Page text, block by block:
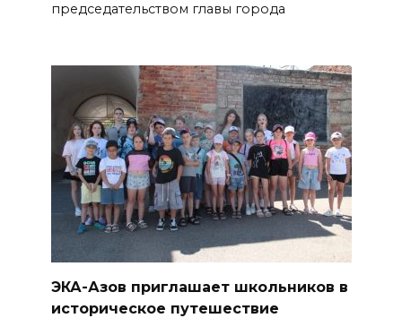
председательством главы города
ЭКА-Азов приглашает школьников в
историческое путешествие